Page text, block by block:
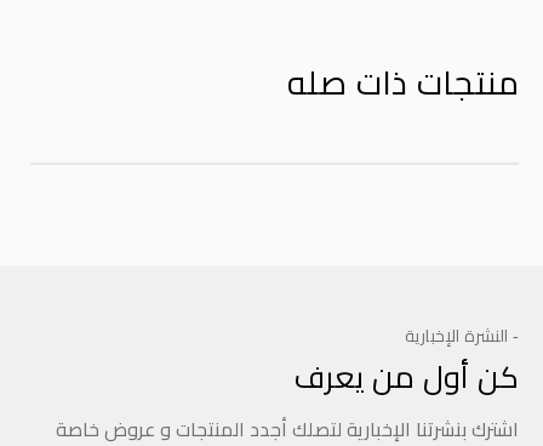
منتجات ذات صله
- النشرة الإخبارية
كن أول من يعرف
اشترك بنشرتنا الإخبارية لتصلك أجدد المنتجات و عروض خاصة